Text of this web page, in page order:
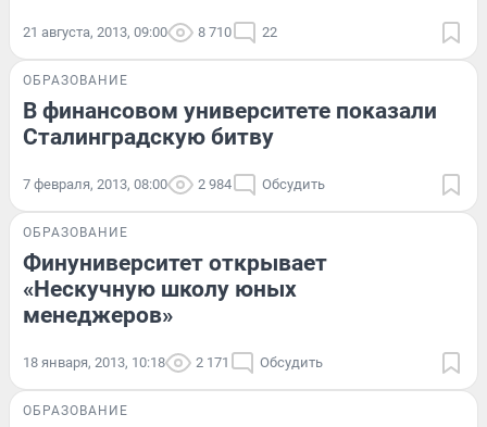
21 августа, 2013, 09:00 8 710 22
ОБРАЗОВАНИЕ
В финансовом университете показали
Сталинградскую битву
7 февраля, 2013, 08:00 2 984 Обсудить
ОБРАЗОВАНИЕ
Финуниверситет открывает
«Нескучную школу юных
менеджеров»
18 января, 2013, 10:18 2 171 Обсудить
ОБРАЗОВАНИЕ